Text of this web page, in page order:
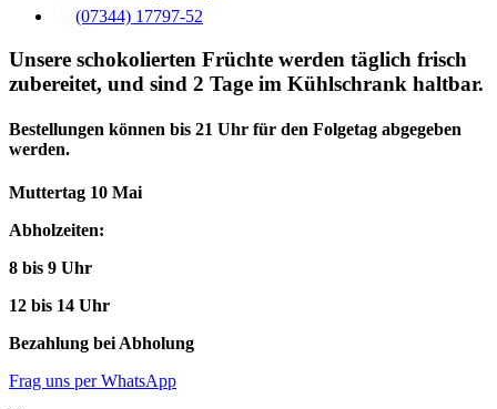
(07344) 17797-52
Unsere schokolierten Früchte werden täglich frisch
zubereitet, und sind 2 Tage im Kühlschrank haltbar.
Bestellungen können bis 21 Uhr für den Folgetag abgegeben
werden.
Muttertag 10 Mai
Abholzeiten:
8 bis 9 Uhr
12 bis 14 Uhr
Bezahlung bei Abholung
Frag uns per WhatsApp